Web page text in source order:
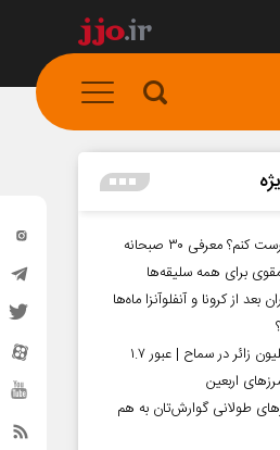
صبحانه چی درست کنم؟ معرفی ۳۰ صبحانه
برای همه سلیقه‌ها
بعد از کرونا و آنفلوآنزا ماه‌ها
ثبت‌نام ۲.۵ میلیون زائر در سماح | عبور ۱.۷
اربعین
طولانی گوارش‌تان به هم